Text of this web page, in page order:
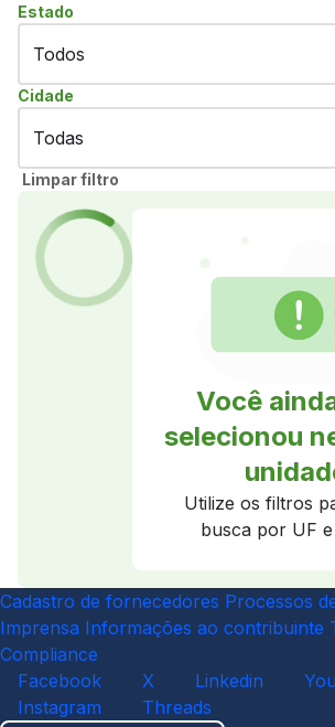
Estado
Cidade
Limpar filtro
Você
selecionou
Utilize os filtros
busca por UF e
Cadastro de fornecedores Processos
Imprensa Informações ao contribuinte
Compliance
Facebook
X Linkedin
Instagram
Threads